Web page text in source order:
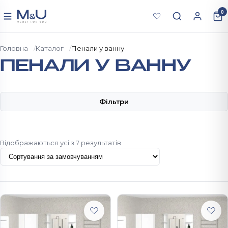
Меню 0
Головна Каталог Пенали у ванну
ПЕНАЛИ У ВАННУ
Фільтри
Відображаються усі з 7 результатів